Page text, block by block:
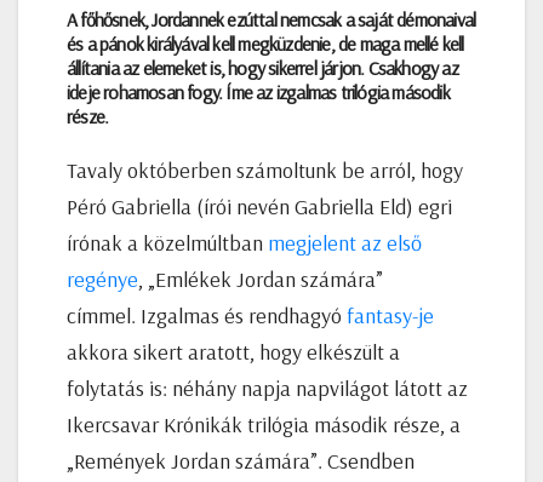
A főhősnek, Jordannek ezúttal nemcsak a saját démonaival
és a pánok királyával kell megküzdenie, de maga mellé kell
állítania az elemeket is, hogy sikerrel járjon. Csakhogy az
ideje rohamosan fogy. Íme az izgalmas trilógia második
része.
Tavaly októberben számoltunk be arról, hogy
Péró Gabriella (írói nevén Gabriella Eld) egri
írónak a közelmúltban megjelent az első
regénye, „Emlékek Jordan számára”
címmel. Izgalmas és rendhagyó fantasy-je
akkora sikert aratott, hogy elkészült a
folytatás is: néhány napja napvilágot látott az
Ikercsavar Krónikák trilógia második része, a
„Remények Jordan számára”. Csendben